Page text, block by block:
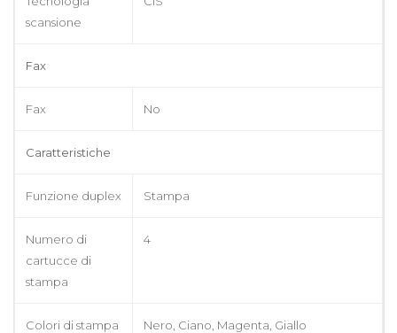
scansione
Fax
Fax No
Caratteristiche
Funzione duplex Stampa
Numero di
cartucce di
stampa
4
Colori di stampa Nero, Ciano, Magenta, Giallo